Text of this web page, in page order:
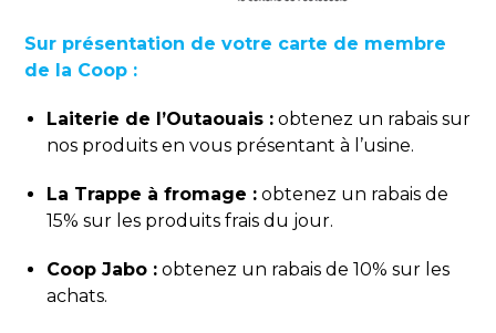
Sur présentation de votre carte de membre
de la Coop :
Laiterie de l’Outaouais : obtenez un rabais sur
nos produits en vous présentant à l’usine.
La Trappe à fromage : obtenez un rabais de
15% sur les produits frais du jour.
Coop Jabo : obtenez un rabais de 10% sur les
achats.